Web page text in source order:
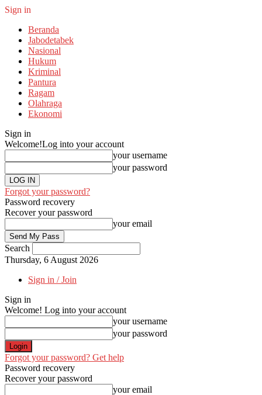
Sign in
Beranda
Jabodetabek
Nasional
Hukum
Kriminal
Pantura
Ragam
Olahraga
Ekonomi
Sign in
Welcome!Log into your account
your username
your password
Forgot your password?
Password recovery
Recover your password
your email
Search
Thursday, 6 August 2026
Sign in / Join
Sign in
Welcome! Log into your account
your username
your password
Forgot your password? Get help
Password recovery
Recover your password
your email